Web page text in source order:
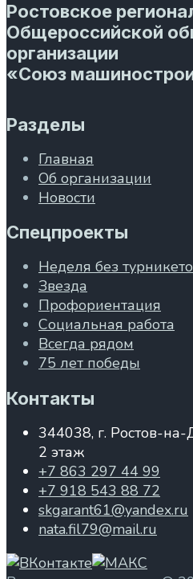
Ростовское
Общероссийской
организации
«Союз
Разделы
Главная
Об организации
Новости
Спецпроекты
Неделя без
Звезда
Профориентация
Социальная работа
Всегда рядом
75 лет победы
Контакты
344038, г. Ростов-на-
2 этаж
+7 863 297 44 99
+7 918 543 88 72
skgarant61@yandex.ru
nata.fil79@mail.ru